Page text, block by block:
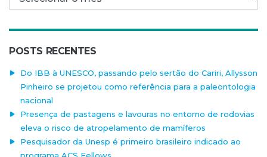
POSTS RECENTES
Do IBB à UNESCO, passando pelo sertão do Cariri, Allysson
Pinheiro se projetou como referência para a paleontologia
nacional
Presença de pastagens e lavouras no entorno de rodovias
eleva o risco de atropelamento de mamíferos
Pesquisador da Unesp é primeiro brasileiro indicado ao